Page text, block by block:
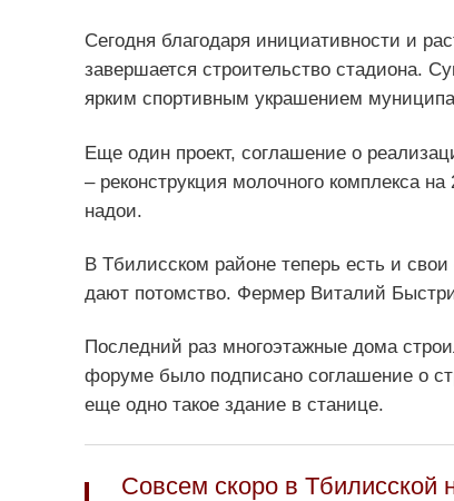
Сегодня благодаря инициативности и
завершается строительство стадиона.
ярким спортивным украшением
Еще один проект, соглашение о
– реконструкция молочного комплекса
надои.
В Тбилисском районе теперь есть и
дают потомство. Фермер Виталий
Последний раз многоэтажные дома
форуме было подписано соглашение о
еще одно такое здание в станице.
Совсем скоро в Тбилисской